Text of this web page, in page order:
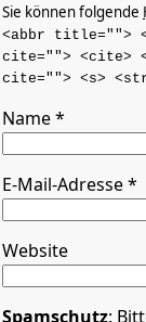
Sie können folgende
<abbr title="">
cite=""> <cite>
cite=""> <s>
Name*
E-Mail-Adresse*
Website
Spamschutz: